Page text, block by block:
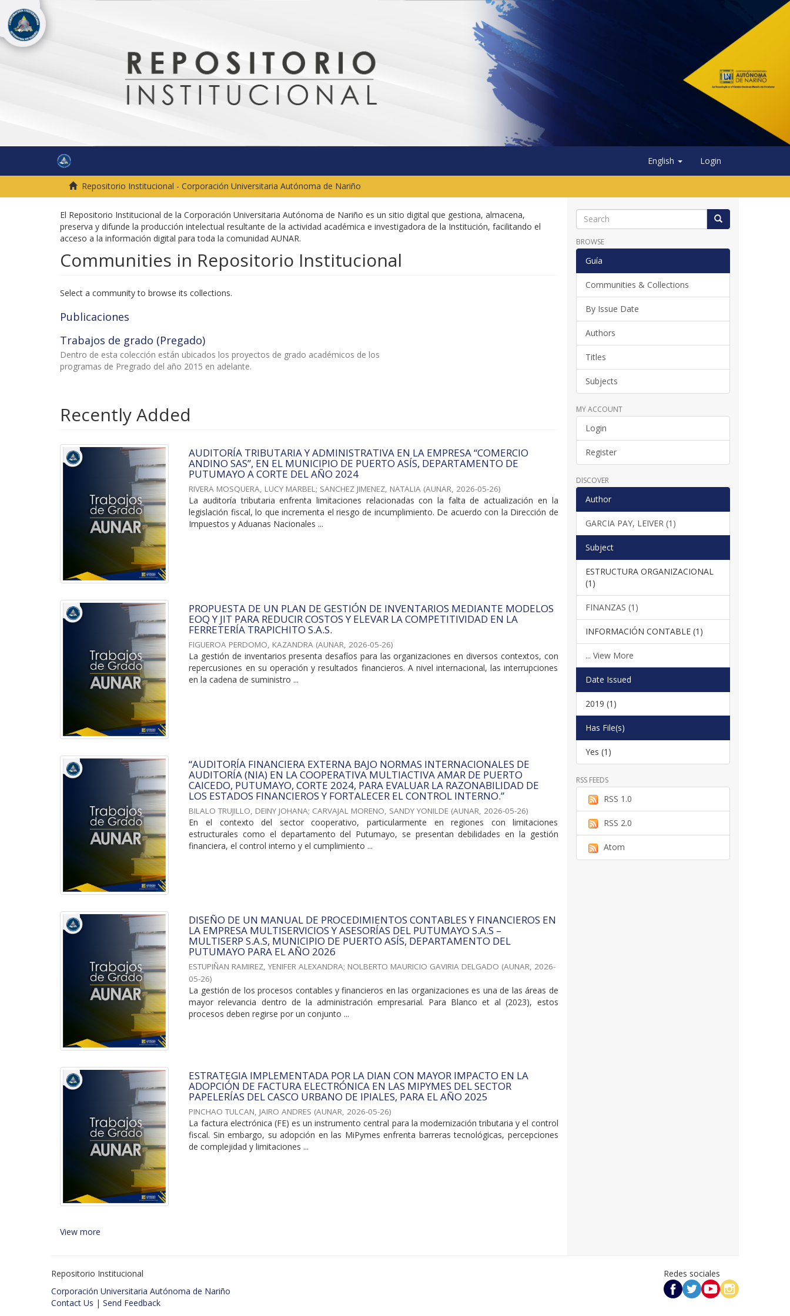
English Login
Repositorio Institucional - Corporación Universitaria Autónoma de Nariño
El Repositorio Institucional de la Corporación Universitaria Autónoma de Nariño es un sitio digital que gestiona, almacena,
preserva y difunde la producción intelectual resultante de la actividad académica e investigadora de la Institución, facilitando el
acceso a la información digital para toda la comunidad AUNAR.
Communities in Repositorio Institucional
Select a community to browse its collections.
Publicaciones
Trabajos de grado (Pregado)
Dentro de esta colección están ubicados los proyectos de grado académicos de los
programas de Pregrado del año 2015 en adelante.
Recently Added
AUDITORÍA TRIBUTARIA Y ADMINISTRATIVA EN LA EMPRESA “COMERCIO
ANDINO SAS”, EN EL MUNICIPIO DE PUERTO ASÍS, DEPARTAMENTO DE
PUTUMAYO A CORTE DEL AÑO 2024
RIVERA MOSQUERA, LUCY MARBEL; SANCHEZ JIMENEZ, NATALIA (AUNAR, 2026-05-26)
La auditoría tributaria enfrenta limitaciones relacionadas con la falta de actualización en la
legislación fiscal, lo que incrementa el riesgo de incumplimiento. De acuerdo con la Dirección de
Impuestos y Aduanas Nacionales ...
PROPUESTA DE UN PLAN DE GESTIÓN DE INVENTARIOS MEDIANTE MODELOS
EOQ Y JIT PARA REDUCIR COSTOS Y ELEVAR LA COMPETITIVIDAD EN LA
FERRETERÍA TRAPICHITO S.A.S.
FIGUEROA PERDOMO, KAZANDRA (AUNAR, 2026-05-26)
La gestión de inventarios presenta desafíos para las organizaciones en diversos contextos, con
repercusiones en su operación y resultados financieros. A nivel internacional, las interrupciones
en la cadena de suministro ...
“AUDITORÍA FINANCIERA EXTERNA BAJO NORMAS INTERNACIONALES DE
AUDITORÍA (NIA) EN LA COOPERATIVA MULTIACTIVA AMAR DE PUERTO
CAICEDO, PUTUMAYO, CORTE 2024, PARA EVALUAR LA RAZONABILIDAD DE
LOS ESTADOS FINANCIEROS Y FORTALECER EL CONTROL INTERNO.”
BILALO TRUJILLO, DEINY JOHANA; CARVAJAL MORENO, SANDY YONILDE (AUNAR, 2026-05-26)
En el contexto del sector cooperativo, particularmente en regiones con limitaciones
estructurales como el departamento del Putumayo, se presentan debilidades en la gestión
financiera, el control interno y el cumplimiento ...
DISEÑO DE UN MANUAL DE PROCEDIMIENTOS CONTABLES Y FINANCIEROS EN
LA EMPRESA MULTISERVICIOS Y ASESORÍAS DEL PUTUMAYO S.A.S –
MULTISERP S.A.S, MUNICIPIO DE PUERTO ASÍS, DEPARTAMENTO DEL
PUTUMAYO PARA EL AÑO 2026
ESTUPIÑAN RAMIREZ, YENIFER ALEXANDRA; NOLBERTO MAURICIO GAVIRIA DELGADO (AUNAR, 2026-
05-26)
La gestión de los procesos contables y financieros en las organizaciones es una de las áreas de
mayor relevancia dentro de la administración empresarial. Para Blanco et al (2023), estos
procesos deben regirse por un conjunto ...
ESTRATEGIA IMPLEMENTADA POR LA DIAN CON MAYOR IMPACTO EN LA
ADOPCIÓN DE FACTURA ELECTRÓNICA EN LAS MIPYMES DEL SECTOR
PAPELERÍAS DEL CASCO URBANO DE IPIALES, PARA EL AÑO 2025
PINCHAO TULCAN, JAIRO ANDRES (AUNAR, 2026-05-26)
La factura electrónica (FE) es un instrumento central para la modernización tributaria y el control
fiscal. Sin embargo, su adopción en las MiPymes enfrenta barreras tecnológicas, percepciones
de complejidad y limitaciones ...
View more
BROWSE
Guía
Communities & Collections
By Issue Date
Authors
Titles
Subjects
MY ACCOUNT
Login
Register
DISCOVER
Author
GARCIA PAY, LEIVER (1)
Subject
ESTRUCTURA ORGANIZACIONAL
(1)
FINANZAS (1)
INFORMACIÓN CONTABLE (1)
... View More
Date Issued
2019 (1)
Has File(s)
Yes (1)
RSS FEEDS
RSS 1.0
RSS 2.0
Atom
Repositorio Institucional
Corporación Universitaria Autónoma de Nariño
Contact Us | Send Feedback
Redes sociales